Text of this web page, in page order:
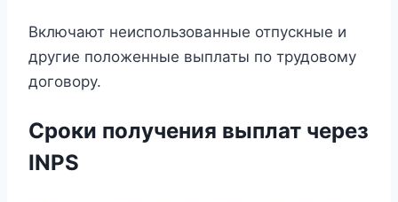
Включают неиспользованные отпускные и
другие положенные выплаты по трудовому
договору.
Сроки получения выплат через
INPS